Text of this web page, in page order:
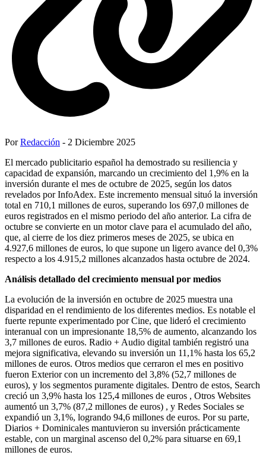
PorRedacción - 2 Diciembre 2025
El mercado publicitario español ha demostrado su resiliencia y
capacidad de expansión, marcando un crecimiento del 1,9% en la
inversión durante el mes de octubre de 2025, según los datos
revelados por InfoAdex. Este incremento mensual situó la inversión
total en 710,1 millones de euros, superando los 697,0 millones de
euros registrados en el mismo periodo del año anterior. La cifra de
octubre se convierte en un motor clave para el acumulado del año,
que, al cierre de los diez primeros meses de 2025, se ubica en
4.927,6 millones de euros, lo que supone un ligero avance del 0,3%
respecto a los 4.915,2 millones alcanzados hasta octubre de 2024.
Análisis detallado del crecimiento mensual por medios
La evolución de la inversión en octubre de 2025 muestra una
disparidad en el rendimiento de los diferentes medios. Es notable el
fuerte repunte experimentado por Cine, que lideró el crecimiento
interanual con un impresionante 18,5% de aumento, alcanzando los
3,7 millones de euros. Radio + Audio digital también registró una
mejora significativa, elevando su inversión un 11,1% hasta los 65,2
millones de euros. Otros medios que cerraron el mes en positivo
fueron Exterior con un incremento del 3,8% (52,7 millones de
euros), y los segmentos puramente digitales. Dentro de estos, Search
creció un 3,9% hasta los 125,4 millones de euros , Otros Websites
aumentó un 3,7% (87,2 millones de euros) , y Redes Sociales se
expandió un 3,1%, logrando 94,6 millones de euros. Por su parte,
Diarios + Dominicales mantuvieron su inversión prácticamente
estable, con un marginal ascenso del 0,2% para situarse en 69,1
millones de euros.